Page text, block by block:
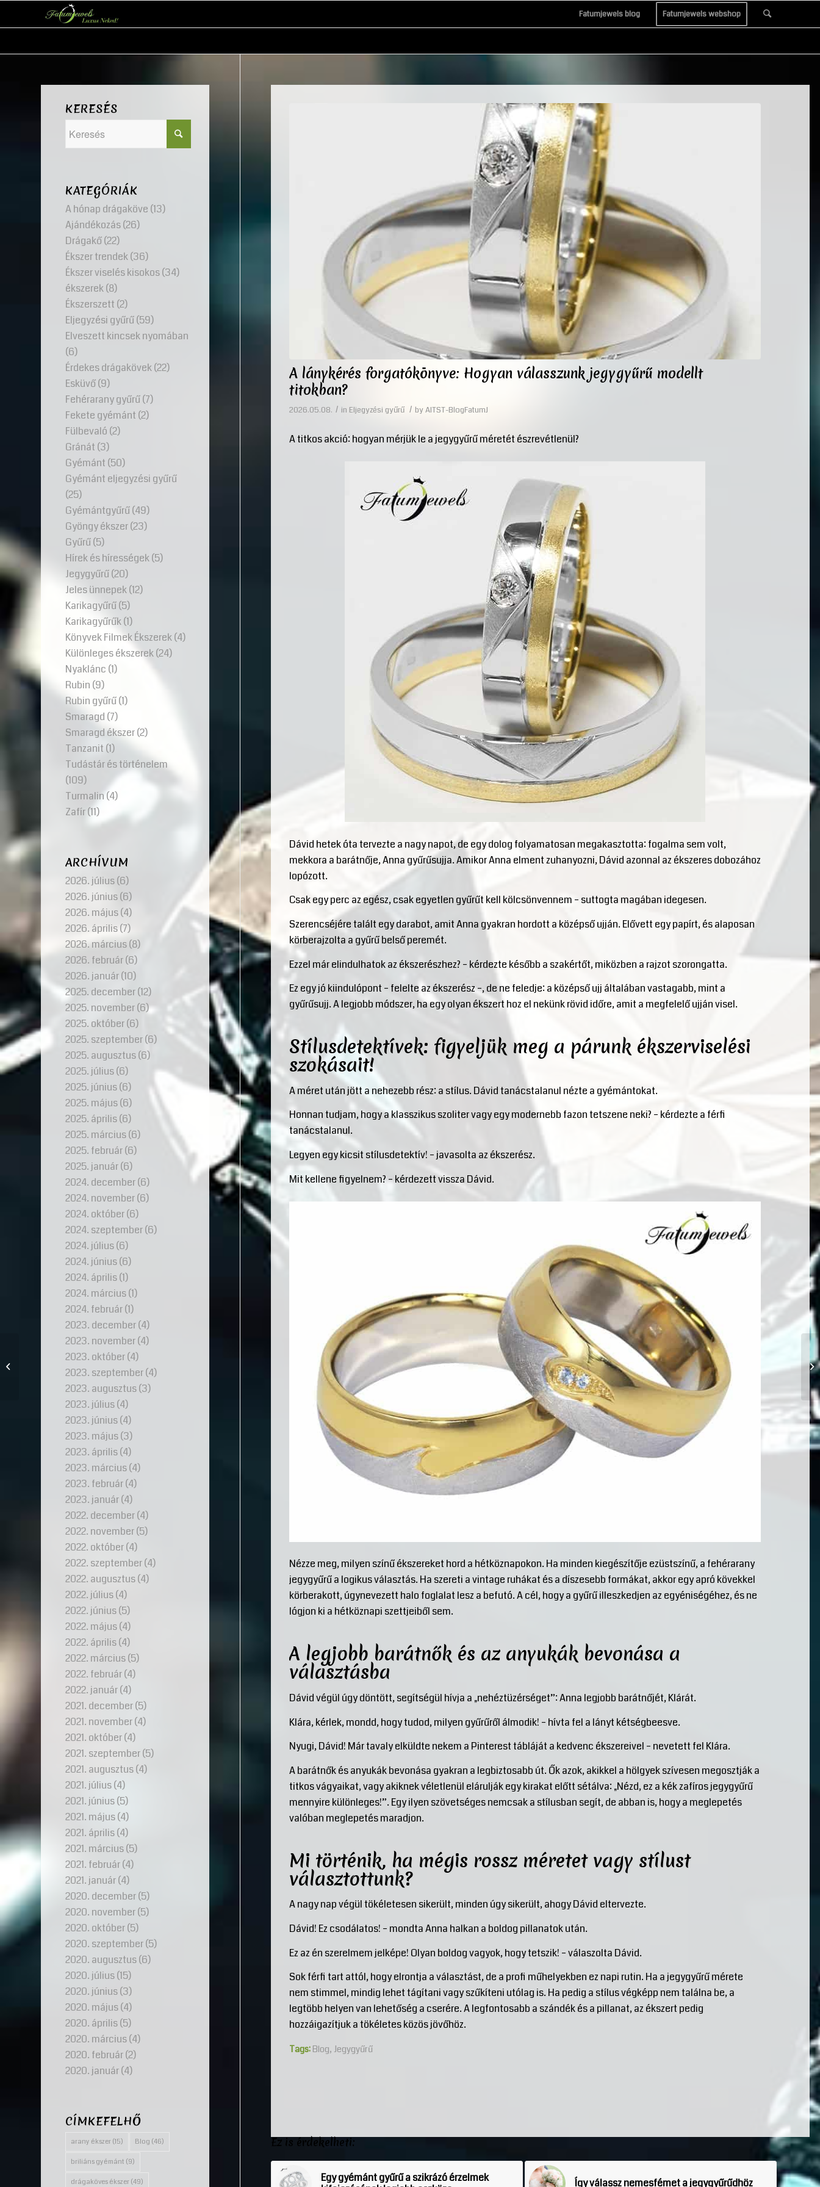
Fatumjewels blog Fatumjewels webshop
A lánykérés forgatókönyve: Hogyan válasszunk jegygyűrű modellt
titokban?
2026.05.08. / in Eljegyzési gyűrű / byAITST-BlogFatumJ
A titkos akció: hogyan mérjük le a jegygyűrű méretét észrevétlenül?
Dávid hetek óta tervezte a nagy napot, de egy dolog folyamatosan megakasztotta: fogalma sem volt,
mekkora a barátnője, Anna gyűrűsujja. Amikor Anna elment zuhanyozni, Dávid azonnal az ékszeres dobozához
lopózott.
Csak egy perc az egész, csak egyetlen gyűrűt kell kölcsönvennem – suttogta magában idegesen.
Szerencséjére talált egy darabot, amit Anna gyakran hordott a középső ujján. Elővett egy papírt, és alaposan
körberajzolta a gyűrű belső peremét.
Ezzel már elindulhatok az ékszerészhez? – kérdezte később a szakértőt, miközben a rajzot szorongatta.
Ez egy jó kiindulópont – felelte az ékszerész –, de ne feledje: a középső ujj általában vastagabb, mint a
gyűrűsujj. A legjobb módszer, ha egy olyan ékszert hoz el nekünk rövid időre, amit a megfelelő ujján visel.
Stílusdetektívek: figyeljük meg a párunk ékszerviselési
szokásait!
A méret után jött a nehezebb rész: a stílus. Dávid tanácstalanul nézte a gyémántokat.
Honnan tudjam, hogy a klasszikus szoliter vagy egy modernebb fazon tetszene neki? – kérdezte a férfi
tanácstalanul.
Legyen egy kicsit stílusdetektív! – javasolta az ékszerész.
Mit kellene figyelnem? – kérdezett vissza Dávid.
Nézze meg, milyen színű ékszereket hord a hétköznapokon. Ha minden kiegészítője ezüstszínű, a fehérarany
jegygyűrű a logikus választás. Ha szereti a vintage ruhákat és a díszesebb formákat, akkor egy apró kövekkel
körberakott, úgynevezett halo foglalat lesz a befutó. A cél, hogy a gyűrű illeszkedjen az egyéniségéhez, és ne
lógjon ki a hétköznapi szettjeiből sem.
A legjobb barátnők és az anyukák bevonása a
választásba
Dávid végül úgy döntött, segítségül hívja a „nehéztüzérséget”: Anna legjobb barátnőjét, Klárát.
Klára, kérlek, mondd, hogy tudod, milyen gyűrűről álmodik! – hívta fel a lányt kétségbeesve.
Nyugi, Dávid! Már tavaly elküldte nekem a Pinterest tábláját a kedvenc ékszereivel – nevetett fel Klára.
A barátnők és anyukák bevonása gyakran a legbiztosabb út. Ők azok, akikkel a hölgyek szívesen megosztják a
titkos vágyaikat, vagy akiknek véletlenül elárulják egy kirakat előtt sétálva: „Nézd, ez a kék zafíros jegygyűrű
mennyire különleges!”. Egy ilyen szövetséges nemcsak a stílusban segít, de abban is, hogy a meglepetés
valóban meglepetés maradjon.
Mi történik, ha mégis rossz méretet vagy stílust
választottunk?
A nagy nap végül tökéletesen sikerült, minden úgy sikerült, ahogy Dávid eltervezte.
Dávid! Ez csodálatos! – mondta Anna halkan a boldog pillanatok után.
Ez az én szerelmem jelképe! Olyan boldog vagyok, hogy tetszik! – válaszolta Dávid.
Sok férfi tart attól, hogy elrontja a választást, de a profi műhelyekben ez napi rutin. Ha a jegygyűrű mérete
nem stimmel, mindig lehet tágítani vagy szűkíteni utólag is. Ha pedig a stílus végképp nem találna be, a
legtöbb helyen van lehetőség a cserére. A legfontosabb a szándék és a pillanat, az ékszert pedig
hozzáigazítjuk a tökéletes közös jövőhöz.
Tags: Blog, Jegygyűrű
Ez is érdekelheti:
Egy gyémánt gyűrű a szikrázó érzelmek
Így válassz nemesfémet a jegygyűrűdhöz
KERESÉS
KATEGÓRIÁK
A hónap drágaköve (13)
Ajándékozás(26)
Drágakő(22)
Ékszer trendek(36)
Ékszer viselés kisokos(34)
ékszerek(8)
Ékszerszett (2)
Eljegyzési gyűrű(59)
Elveszett kincsek nyomában
(6)
Érdekes drágakövek(22)
Esküvő(9)
Fehérarany gyűrű(7)
Fekete gyémánt (2)
Fülbevaló (2)
Gránát (3)
Gyémánt (50)
Gyémánt eljegyzési gyűrű
(25)
Gyémántgyűrű(49)
Gyöngy ékszer(23)
Gyűrű(5)
Hírek és hírességek(5)
Jegygyűrű(20)
Jeles ünnepek(12)
Karikagyűrű(5)
Karikagyűrűk(1)
Könyvek Filmek Ékszerek(4)
Különleges ékszerek(24)
Nyaklánc (1)
Rubin (9)
Rubin gyűrű(1)
Smaragd (7)
Smaragd ékszer(2)
Tanzanit (1)
Tudástár és történelem
(109)
Turmalin (4)
Zafír(11)
ARCHÍVUM
2026. július(6)
2026. június(6)
2026. május(4)
2026. április(7)
2026. március(8)
2026. február(6)
2026. január(10)
2025. december(12)
2025. november(6)
2025. október(6)
2025. szeptember(6)
2025. augusztus(6)
2025. július(6)
2025. június(6)
2025. május(6)
2025. április(6)
2025. március(6)
2025. február(6)
2025. január(6)
2024. december(6)
2024. november(6)
2024. október(6)
2024. szeptember(6)
2024. július(6)
2024. június(6)
2024. április(1)
2024. március(1)
2024. február(1)
2023. december(4)
2023. november(4)
2023. október(4)
2023. szeptember(4)
2023. augusztus(3)
2023. július(4)
2023. június(4)
2023. május(3)
2023. április(4)
2023. március(4)
2023. február(4)
2023. január(4)
2022. december(4)
2022. november(5)
2022. október(4)
2022. szeptember(4)
2022. augusztus(4)
2022. július(4)
2022. június(5)
2022. május(4)
2022. április(4)
2022. március(5)
2022. február(4)
2022. január(4)
2021. december(5)
2021. november(4)
2021. október(4)
2021. szeptember(5)
2021. augusztus(4)
2021. július(4)
2021. június(5)
2021. május(4)
2021. április(4)
2021. március(5)
2021. február(4)
2021. január(4)
2020. december(5)
2020. november(5)
2020. október(5)
2020. szeptember(5)
2020. augusztus(6)
2020. július(15)
2020. június(3)
2020. május(4)
2020. április(5)
2020. március(4)
2020. február(2)
2020. január(4)
CÍMKEFELHŐ
arany ékszer (15) Blog (46)
briliáns gyémánt (9)
drágaköves ékszer (49)
A gyémánt gyűrű és a
fény játéka: A belső tűz